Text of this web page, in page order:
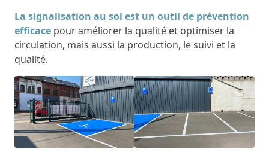
La signalisation au sol est un outil de prévention
efficace pour améliorer la qualité et optimiser la
circulation, mais aussi la production, le suivi et la
qualité.